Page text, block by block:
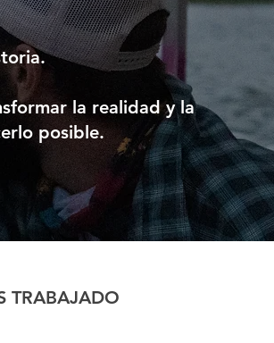
la realidad y la
posible.
TRABAJADO